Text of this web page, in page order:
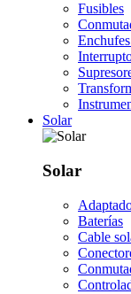
Fusibles
Solar
Solar
Baterías
Cable